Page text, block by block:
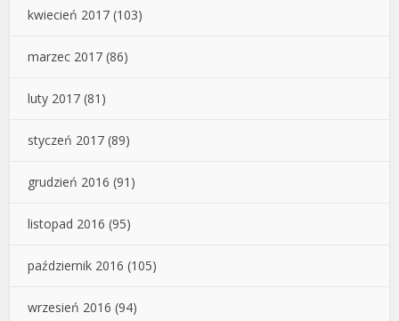
kwiecień 2017 (103)
marzec 2017 (86)
luty 2017 (81)
styczeń 2017 (89)
grudzień 2016 (91)
listopad 2016 (95)
październik 2016 (105)
wrzesień 2016 (94)